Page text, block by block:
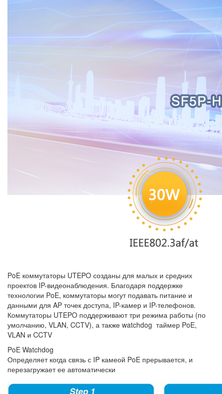
PoE коммутаторы UTEPO созданы для малых и средних
проектов IP-видеонаблюдения. Благодаря поддержке
технологии PoE, коммутаторы могут подавать питание и
данными для AP точек доступа, IP-камер и IP-телефонов.
Коммутаторы UTEPO поддерживают три режима работы (по
умолчанию, VLAN, CCTV), а также watchdog таймер PoE,
VLAN и CCTV
PoE Watchdog
Определяет когда связь с IP камеой PoE прерывается, и
перезагружает ее автоматически